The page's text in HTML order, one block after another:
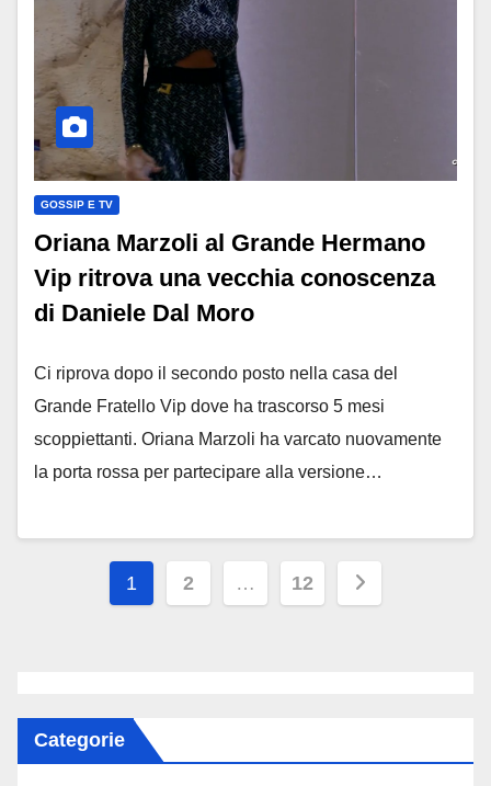
GOSSIP E TV
Oriana Marzoli al Grande Hermano
Vip ritrova una vecchia conoscenza
di Daniele Dal Moro
Ci riprova dopo il secondo posto nella casa del
Grande Fratello Vip dove ha trascorso 5 mesi
scoppiettanti. Oriana Marzoli ha varcato nuovamente
la porta rossa per partecipare alla versione…
Paginazione
1 2 … 12
Categorie